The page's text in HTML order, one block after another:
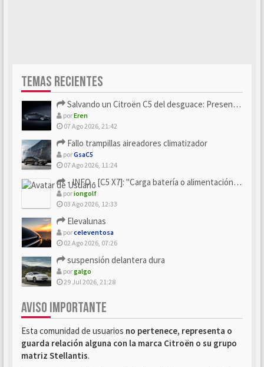
TEMAS RECIENTES
Salvando un Citroën C5 del desguace: Presentación y seguimiento
porEren
07 Ago 2026, 21:42
Fallo trampillas aireadores climatizador
porGsaC5
07 Ago 2026, 11:24
- INFO - [C5 X7]: "Carga batería o alimentación eléctri...
poriongolf
03 Ago 2026, 12:33
Elevalunas
porceleventosa
02 Ago 2026, 07:26
suspensión delantera dura
porgalgo
29 Jul 2026, 21:28
AVISO IMPORTANTE
Esta comunidad de usuarios no pertenece, representa o
guarda relación alguna con la marca Citroën o su grupo
matriz Stellantis.